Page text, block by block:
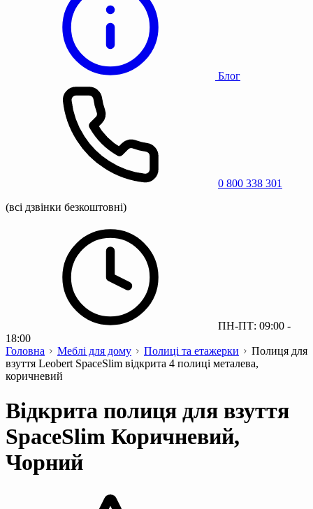
Блог
0 800 338 301
(всі дзвінки безкоштовні)
ПН-ПТ: 09:00 -
18:00
Головна
Меблі для дому Полиці та етажерки
Полиця для
взуття Leobert SpaceSlim відкрита 4 полиці металева,
коричневий
Відкрита полиця для взуття
SpaceSlim Коричневий,
Чорний